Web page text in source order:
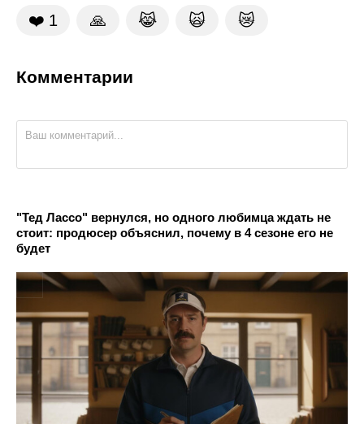
❤️ 1 🙏 😹 🙀 😿
Комментарии
"Тед Лассо" вернулся, но одного любимца ждать не
стоит: продюсер объяснил, почему в 4 сезоне его не
будет